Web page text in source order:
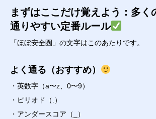
まずはここだけ覚えよう：多く
通りやすい定番ルール
「ほぼ安全圏」の文字はこのあたりです。
よく通る（おすすめ）
・英数字（a〜z、0〜9）
・ピリオド（.）
・アンダースコア（_）